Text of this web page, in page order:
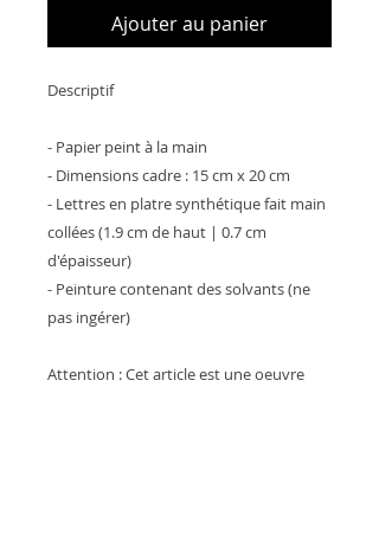
Ajouter au panier
Descriptif
- Papier peint à la main
- Dimensions cadre : 15 cm x 20 cm
- Lettres en platre synthétique fait main
collées (1.9 cm de haut | 0.7 cm
d'épaisseur)
- Peinture contenant des solvants (ne
pas ingérer)
Attention : Cet article est une oeuvre